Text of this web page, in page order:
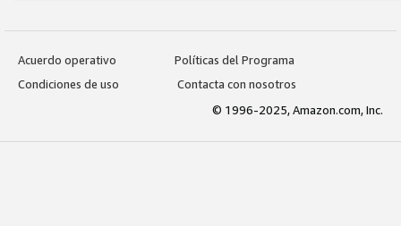
Acuerdo operativo
Políticas del Programa
Condiciones de uso
Contacta con nosotros
© 1996-2025, Amazon.com, Inc.